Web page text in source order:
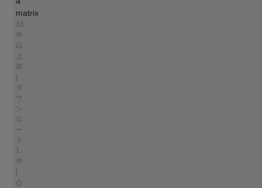
matrix
16
年
以
前
|
ダ
ウ
ン
ロ
ー
ド
1
件
|